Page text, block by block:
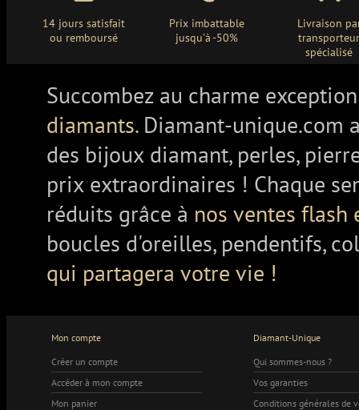
14 jours satisfait
ou remboursé
Prix imbattable
jusqu'à -50%
Livraison
spécialisé
Succombez au charme
diamants. Diamant-unique.com
des bijoux diamant, perles,
prix extraordinaires ! Chaque
réduits grâce à nos ventes
boucles d'oreilles, pendentifs,
qui partagera votre vie !
Mon compte
Créer un compte
Accéder à mon compte
Mon panier
Diamant-Unique
Qui sommes-nous ?
Vos garanties
Conditions générales de